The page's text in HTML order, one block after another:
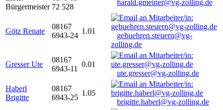
Bürgermeister 72 528
harald.gmeiner@vg-zolling.de
Götz Renate
08167
6943-24
1.01
gebuehren.steuern@vg-
zolling.de
Gresser Ute
08167
6943-11
0.01
ute.gresser@vg-zolling.de
Haberl
Brigitte
08167
6943-25
1.05
brigitte.haberl@vg-zolling.de